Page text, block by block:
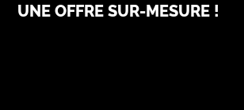
UNE OFFRE SUR-MESURE !